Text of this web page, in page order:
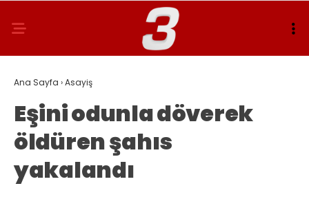
Ana Sayfa ›Asayiş
Eşini odunla döverek
öldüren şahıs
yakalandı